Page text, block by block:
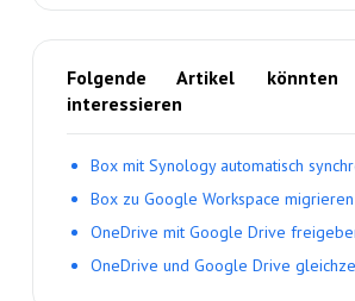
Folgende Artikel
interessieren
Box mit Synology automatisch
Box zu Google Workspace migrieren
OneDrive mit Google Drive
OneDrive und Google Drive